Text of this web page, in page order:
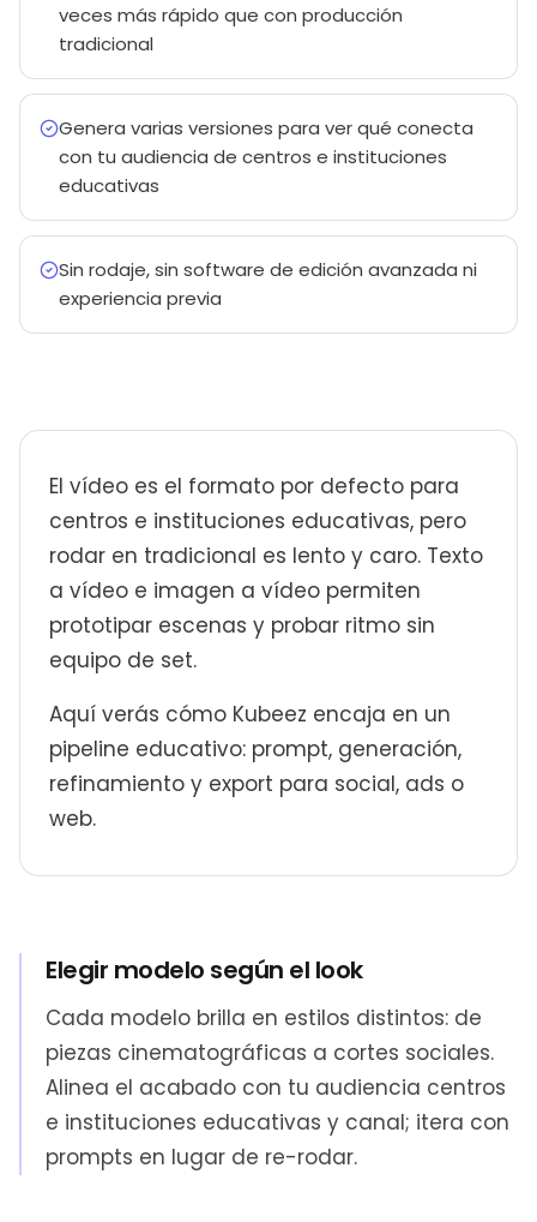
veces más rápido que con producción
tradicional
Genera varias versiones para ver qué conecta
con tu audiencia de centros e instituciones
educativas
Sin rodaje, sin software de edición avanzada ni
experiencia previa
El vídeo es el formato por defecto para
centros e instituciones educativas, pero
rodar en tradicional es lento y caro. Texto
a vídeo e imagen a vídeo permiten
prototipar escenas y probar ritmo sin
equipo de set.
Aquí verás cómo Kubeez encaja en un
pipeline educativo: prompt, generación,
refinamiento y export para social, ads o
web.
Elegir modelo según el look
Cada modelo brilla en estilos distintos: de
piezas cinematográficas a cortes sociales.
Alinea el acabado con tu audiencia centros
e instituciones educativas y canal; itera con
prompts en lugar de re-rodar.